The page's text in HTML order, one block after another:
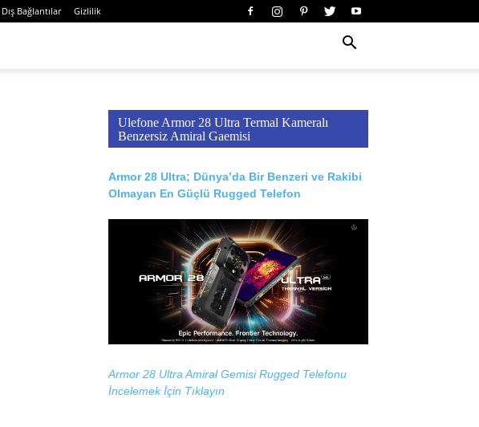
Dış Bağlantılar Gizlilik
Ulefone Armor 28 Ultra Termal Kameralı
Benzersiz Amiral Gaemisi
Armor 28 Ultra; Dünya’da Bir Benzeri ve Rakibi
Olmayan En Güçlü Rugged Telefon
Armor 28 Ultra Amiral Gemisi Rugged Telefonu
İncelemek İçin Tıklayın